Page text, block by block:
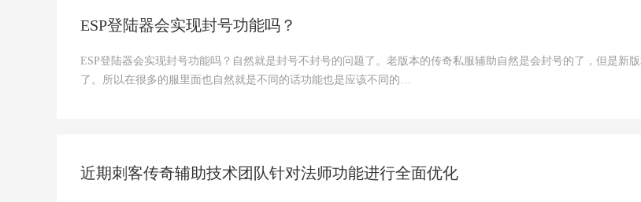
ESP登陆器会实现封号功能吗？
ESP登陆器会实现封号功能吗？自然就是封号不封号的问题了。老版本的传奇私服辅助自然是会封号的了，但是新
了。所以在很多的服里面也自然就是不同的话功能也是应该不同的…
近期刺客传奇辅助技术团队针对法师功能进行全面优化